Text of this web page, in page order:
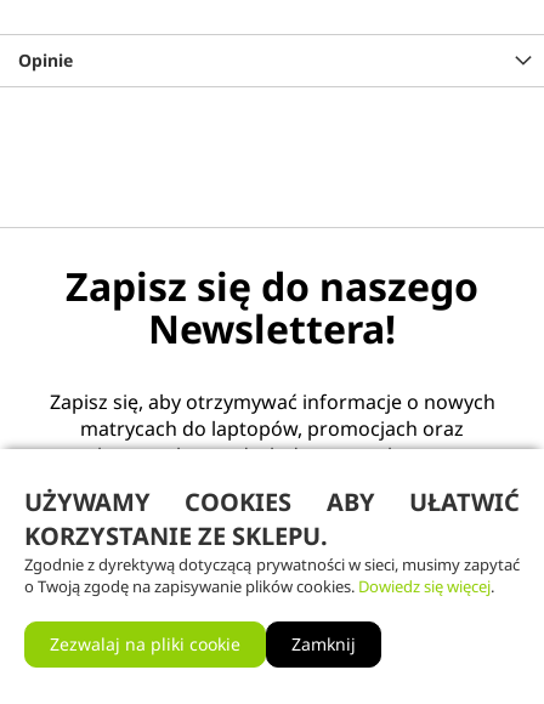
UŻYWAMY COOKIES ABY UŁATWIĆ
KORZYSTANIE ZE SKLEPU.
Zgodnie z dyrektywą dotyczącą prywatności w sieci, musimy zapytać
o Twoją zgodę na zapisywanie plików cookies. Dowiedz się więcej.
Zezwalaj na pliki cookie Zamknij
Opinie
Zapisz się do naszego
Newslettera!
Zapisz się, aby otrzymywać informacje o nowych
matrycach do laptopów, promocjach oraz
praktycznych poradach dotyczących sprzętu.
kliknięciem.